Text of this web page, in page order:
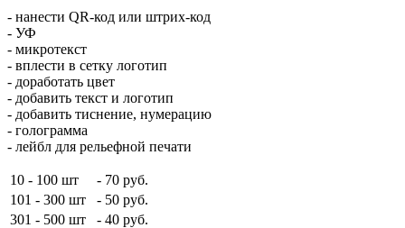
- нанести QR-код или штрих-код
- УФ
- микротекст
- вплести в сетку логотип
- доработать цвет
- добавить текст и логотип
- добавить тиснение, нумерацию
- голограмма
- лейбл для рельефной печати
10 - 100 шт - 70 руб.
101 - 300 шт
- 50 руб.
301 - 500 шт
- 40 руб.